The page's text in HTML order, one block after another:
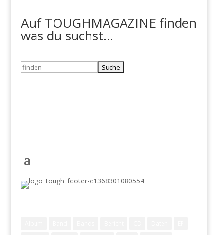
Auf TOUGHMAGAZINE finden
was du suchst...
Suchen